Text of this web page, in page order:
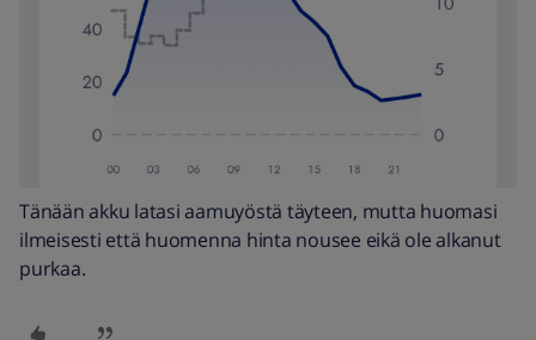
Tänään akku latasi aamuyöstä täyteen, mutta huomasi
ilmeisesti että huomenna hinta nousee eikä ole alkanut
purkaa.